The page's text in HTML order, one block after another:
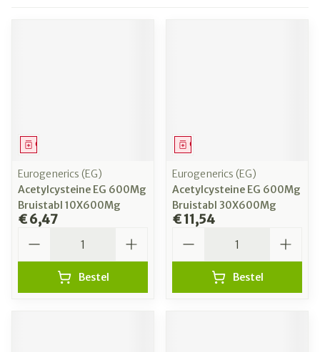
Geneesmiddel
Eurogenerics (EG)
Acetylcysteine EG 600Mg
Bruistabl 10X600Mg
€ 6,47
Bestel
Geneesmiddel
Eurogenerics (EG)
Acetylcysteine EG 600Mg
Bruistabl 30X600Mg
€ 11,54
Bestel